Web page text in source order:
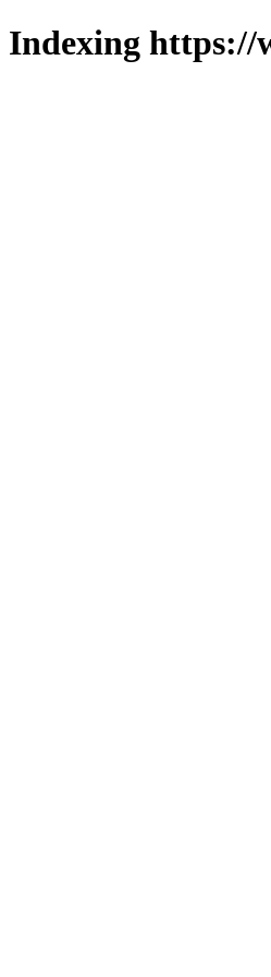
Indexing https://